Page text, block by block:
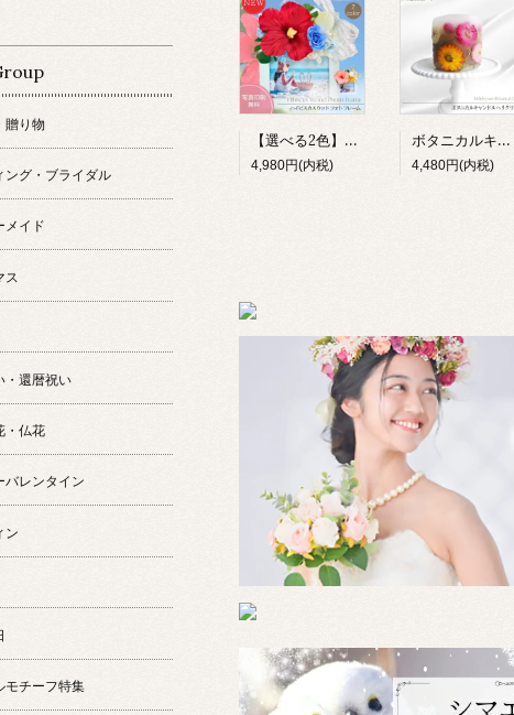
【選べる2色】ハイビスカス 写真立て ハワイアン リゾート フォトフレーム プリザーブドフラワー 造花 木製 L判 ギフト Lulu＊s
4,980円(内税)
ボタニカルキャンドル ヘリクリサム 花 誕生日 母の日 癒し ギフト Lulu＊s プリザーブドフラワー
4,480円(内税)
贈り物
ング・ブライダル
メイド
ス
・還暦祝い
・仏花
バレンタイン
ン
モチーフ特集